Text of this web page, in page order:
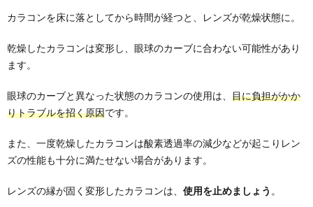
カラコンを床に落としてから時間が経つと、レンズが乾燥状態に。
乾燥したカラコンは変形し、眼球のカーブに合わない可能性があり
ます。
眼球のカーブと異なった状態のカラコンの使用は、 目に負担がかか
りトラブルを招く原因です。
また、一度乾燥したカラコンは酸素透過率の減少などが起こりレン
ズの性能も十分に満たせない場合があります。
レンズの縁が固く変形したカラコンは、 使用を止めましょう 。